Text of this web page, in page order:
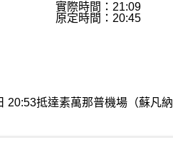
實際時間：21:09
原定時間：20:45
抵達素萬那普機場（蘇凡